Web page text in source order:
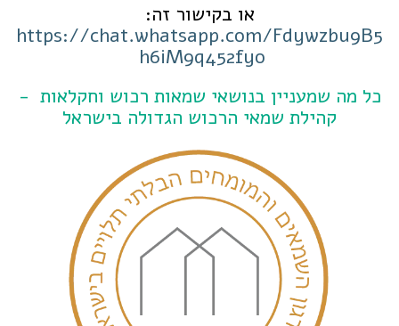
או בקישור זה:
https://chat.whatsapp.com/Fdywzbu9B5
h6iM9q452fyo
כל מה שמעניין בנושאי שמאות רכוש וחקלאות -
קהילת שמאי הרכוש הגדולה בישראל